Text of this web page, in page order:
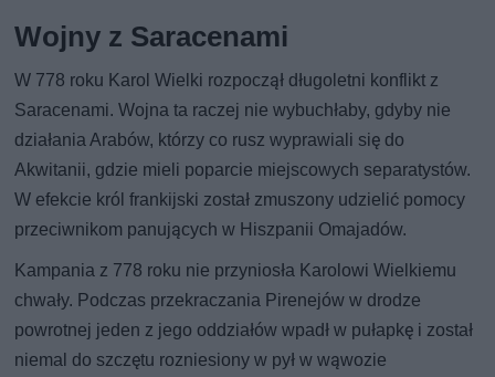
Wojny z Saracenami
W 778 roku Karol Wielki rozpoczął długoletni konflikt z
Saracenami. Wojna ta raczej nie wybuchłaby, gdyby nie
działania Arabów, którzy co rusz wyprawiali się do
Akwitanii, gdzie mieli poparcie miejscowych separatystów.
W efekcie król frankijski został zmuszony udzielić pomocy
przeciwnikom panujących w Hiszpanii Omajadów.
Kampania z 778 roku nie przyniosła Karolowi Wielkiemu
chwały. Podczas przekraczania Pirenejów w drodze
powrotnej jeden z jego oddziałów wpadł w pułapkę i został
niemal do szczętu rozniesiony w pył w wąwozie